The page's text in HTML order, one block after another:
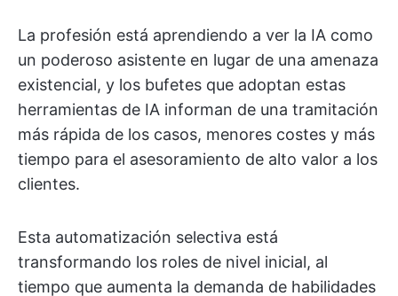
La profesión está aprendiendo a ver la IA como
un poderoso asistente en lugar de una amenaza
existencial, y los bufetes que adoptan estas
herramientas de IA informan de una tramitación
más rápida de los casos, menores costes y más
tiempo para el asesoramiento de alto valor a los
clientes.
Esta automatización selectiva está
transformando los roles de nivel inicial, al
tiempo que aumenta la demanda de habilidades